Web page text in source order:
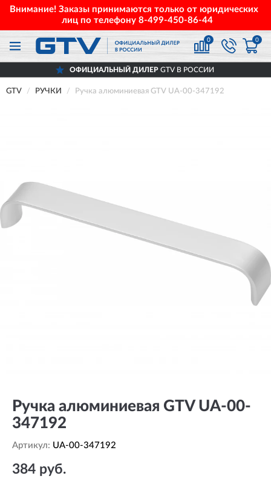
Внимание! Заказы принимаются только от юридических
лиц по телефону 8-499-450-86-44
0 0
ОФИЦИАЛЬНЫЙ ДИЛЕР GTV В РОССИИ
GTV РУЧКИ Ручка алюминиевая GTV UA-00-347192
Ручка алюминиевая GTV UA-00-
347192
Артикул: UA-00-347192
384 руб.